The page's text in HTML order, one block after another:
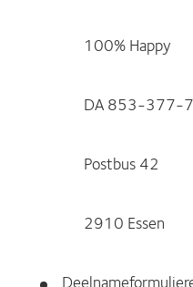
100% Happy
DA 853-377-7
Postbus 42
2910 Essen